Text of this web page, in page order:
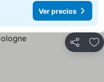
Ver precios
Compartir